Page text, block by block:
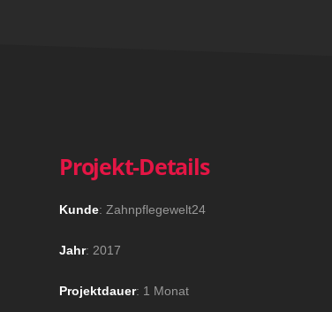
Projekt-Details
Kunde: Zahnpflegewelt24
Jahr: 2017
Projektdauer: 1 Monat